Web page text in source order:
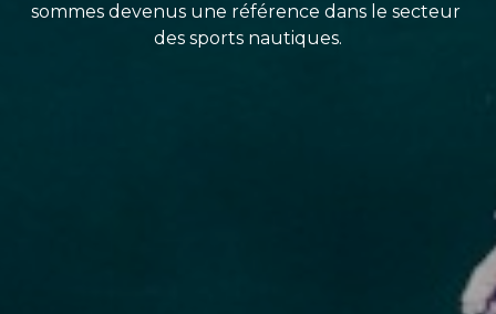
sommes devenus une référence dans le secteur
des sports nautiques.